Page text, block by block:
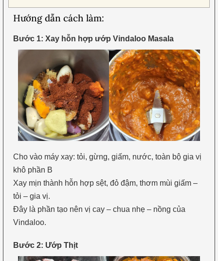
Hướng dẫn cách làm:
Bước 1: Xay hỗn hợp ướp Vindaloo Masala
Cho vào máy xay: tỏi, gừng, giấm, nước, toàn bộ gia vị
khô phần B
Xay mịn thành hỗn hợp sệt, đỏ đậm, thơm mùi giấm –
tỏi – gia vị.
Đây là phần tạo nên vị cay – chua nhẹ – nồng của
Vindaloo.
Bước 2: Ướp Thịt